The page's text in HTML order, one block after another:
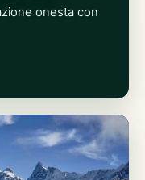
onesta con